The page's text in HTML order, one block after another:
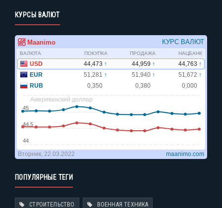
КУРСЫ ВАЛЮТ
ПОПУЛЯРНЫЕ ТЕГИ
СТРОИТЕЛЬСТВО ВОЕННАЯ ТЕХНИКА